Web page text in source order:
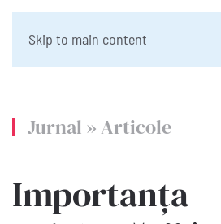
Skip to main content
Jurnal »Articole
Importanța